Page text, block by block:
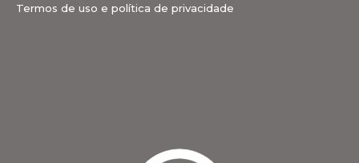
Termos de uso e política de privacidade